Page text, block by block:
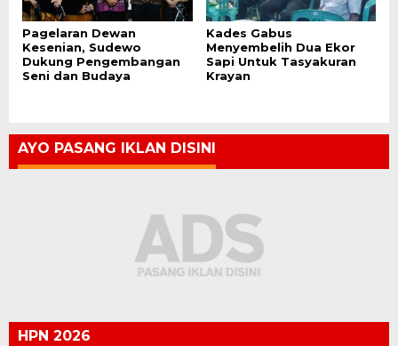
Pagelaran Dewan
Kesenian, Sudewo
Dukung Pengembangan
Seni dan Budaya
Kades Gabus
Menyembelih Dua Ekor
Sapi Untuk Tasyakuran
Krayan
AYO PASANG IKLAN DISINI
HPN 2026